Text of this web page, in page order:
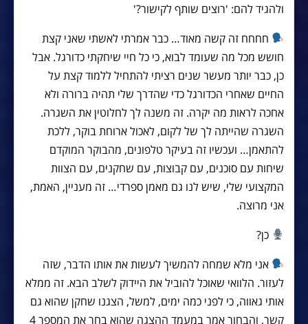
ולהגיד להם: 'רוצים שותף לקישור?'
חחחח זה קשה מאוד… כבר אמרתי לאשתי שאני קצת
חושש מכל מה שעומד לבוא, כי כל חיי שיחקתי כדורגל. אבל
כן, כבר יותר מעשר שנים רציתי להתחיל ללמוד קצת על
החיים שאחרי הכדורגל כדי שהדרך שלי תהיה ברורה ולא
אחכה לראות מה יקרה. זה משנה לך לחלוטין את השגרה.
השגרה שהייתה לך של לקום, לאכול ארוחת בוקר, ללכת
להתאמן… ועכשיו זה בעיקר טלפונים, מהבוקר המוקדם
שיחות עם סוכנים, עם קבוצות, עם שחקנים, עם הצוות
המקצועי שלי, שיש לנו גם מאמן ספרדי… זה מעניין, האמת,
אני מרוצה.
כן?
אני מלא שמחה להמשיך לעשות את אותו הדבר, שזה
לעזור. הלוואי שאוכל להוביל את היידוק לשלב הבא. זה ממלא
אותי גאווה, כי לפני כמה ימים, למשל, הצגנו שחקן שהוא גם
קשר, והבחור אמר במעמד ההצגה שהוא בחר את המספר 4